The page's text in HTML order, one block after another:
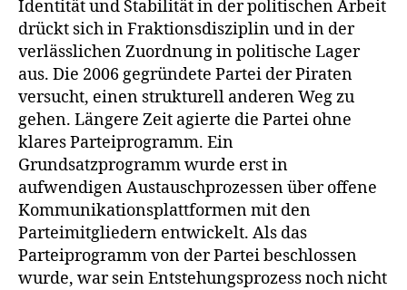
Identität und Stabilität in der politischen Arbeit
drückt sich in Fraktionsdisziplin und in der
verlässlichen Zuordnung in politische Lager
aus. Die 2006 gegründete Partei der Piraten
versucht, einen strukturell anderen Weg zu
gehen. Längere Zeit agierte die Partei ohne
klares Parteiprogramm. Ein
Grundsatzprogramm wurde erst in
aufwendigen Austauschprozessen über offene
Kommunikationsplattformen mit den
Parteimitgliedern entwickelt. Als das
Parteiprogramm von der Partei beschlossen
wurde, war sein Entstehungsprozess noch nicht